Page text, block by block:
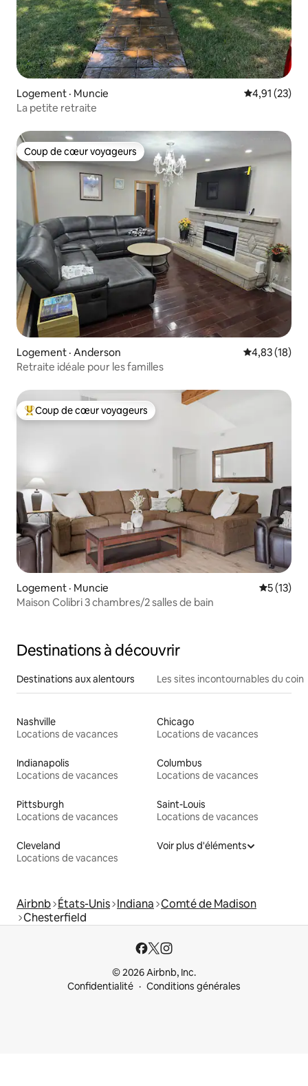
Logement · Muncie Note
4,91 (23)
La petite retraite
Coup de cœur voyageurs
Coup de cœur voyageurs
Logement · Anderson Note
4,83 (18)
Retraite idéale pour les familles
Coup de cœur voyageurs parmi les plus aimés
Coup de cœur voyageurs
Logement · Muncie Note
5 (13)
Maison Colibri 3 chambres/2 salles de bain
Destinations à découvrir
Destinations aux alentours Les sites incontournables du coin
Nashville
Locations de vacances
Chicago
Locations de vacances
Indianapolis
Locations de vacances
Columbus
Locations de vacances
Pittsburgh
Locations de vacances
Saint-Louis
Locations de vacances
Cleveland
Locations de vacances
Voir plus d'éléments
Airbnb États-Unis Indiana Comté de Madison
Chesterfield
© 2026 Airbnb, Inc.
Confidentialité
Conditions générales